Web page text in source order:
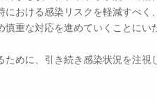
おける感染リスクを軽減すべく
重な対応を進めていくことにい
めに、引き続き感染状況を注視